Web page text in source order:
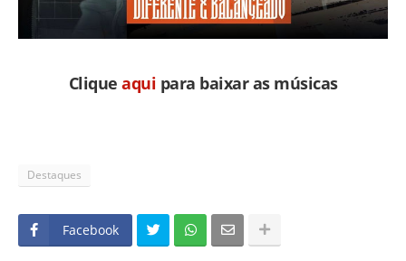
Clique aqui para baixar as músicas
Destaques
Facebook